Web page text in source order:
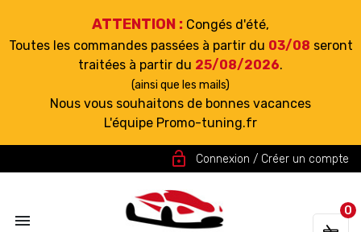
ATTENTION : Congés d'été,
Toutes les commandes passées à partir du 03/08 seront
traitées à partir du 25/08/2026.
(ainsi que les mails)
Nous vous souhaitons de bonnes vacances
L'équipe Promo-tuning.fr
lock_open Connexion / Créer un compte

0